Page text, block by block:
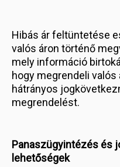
Hibás ár feltüntetése
valós áron történő
mely információ
hogy megrendeli valós
hátrányos
megrendelést.
Panaszügyintézés és
lehetőségek